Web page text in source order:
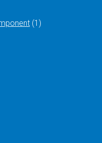
(1)